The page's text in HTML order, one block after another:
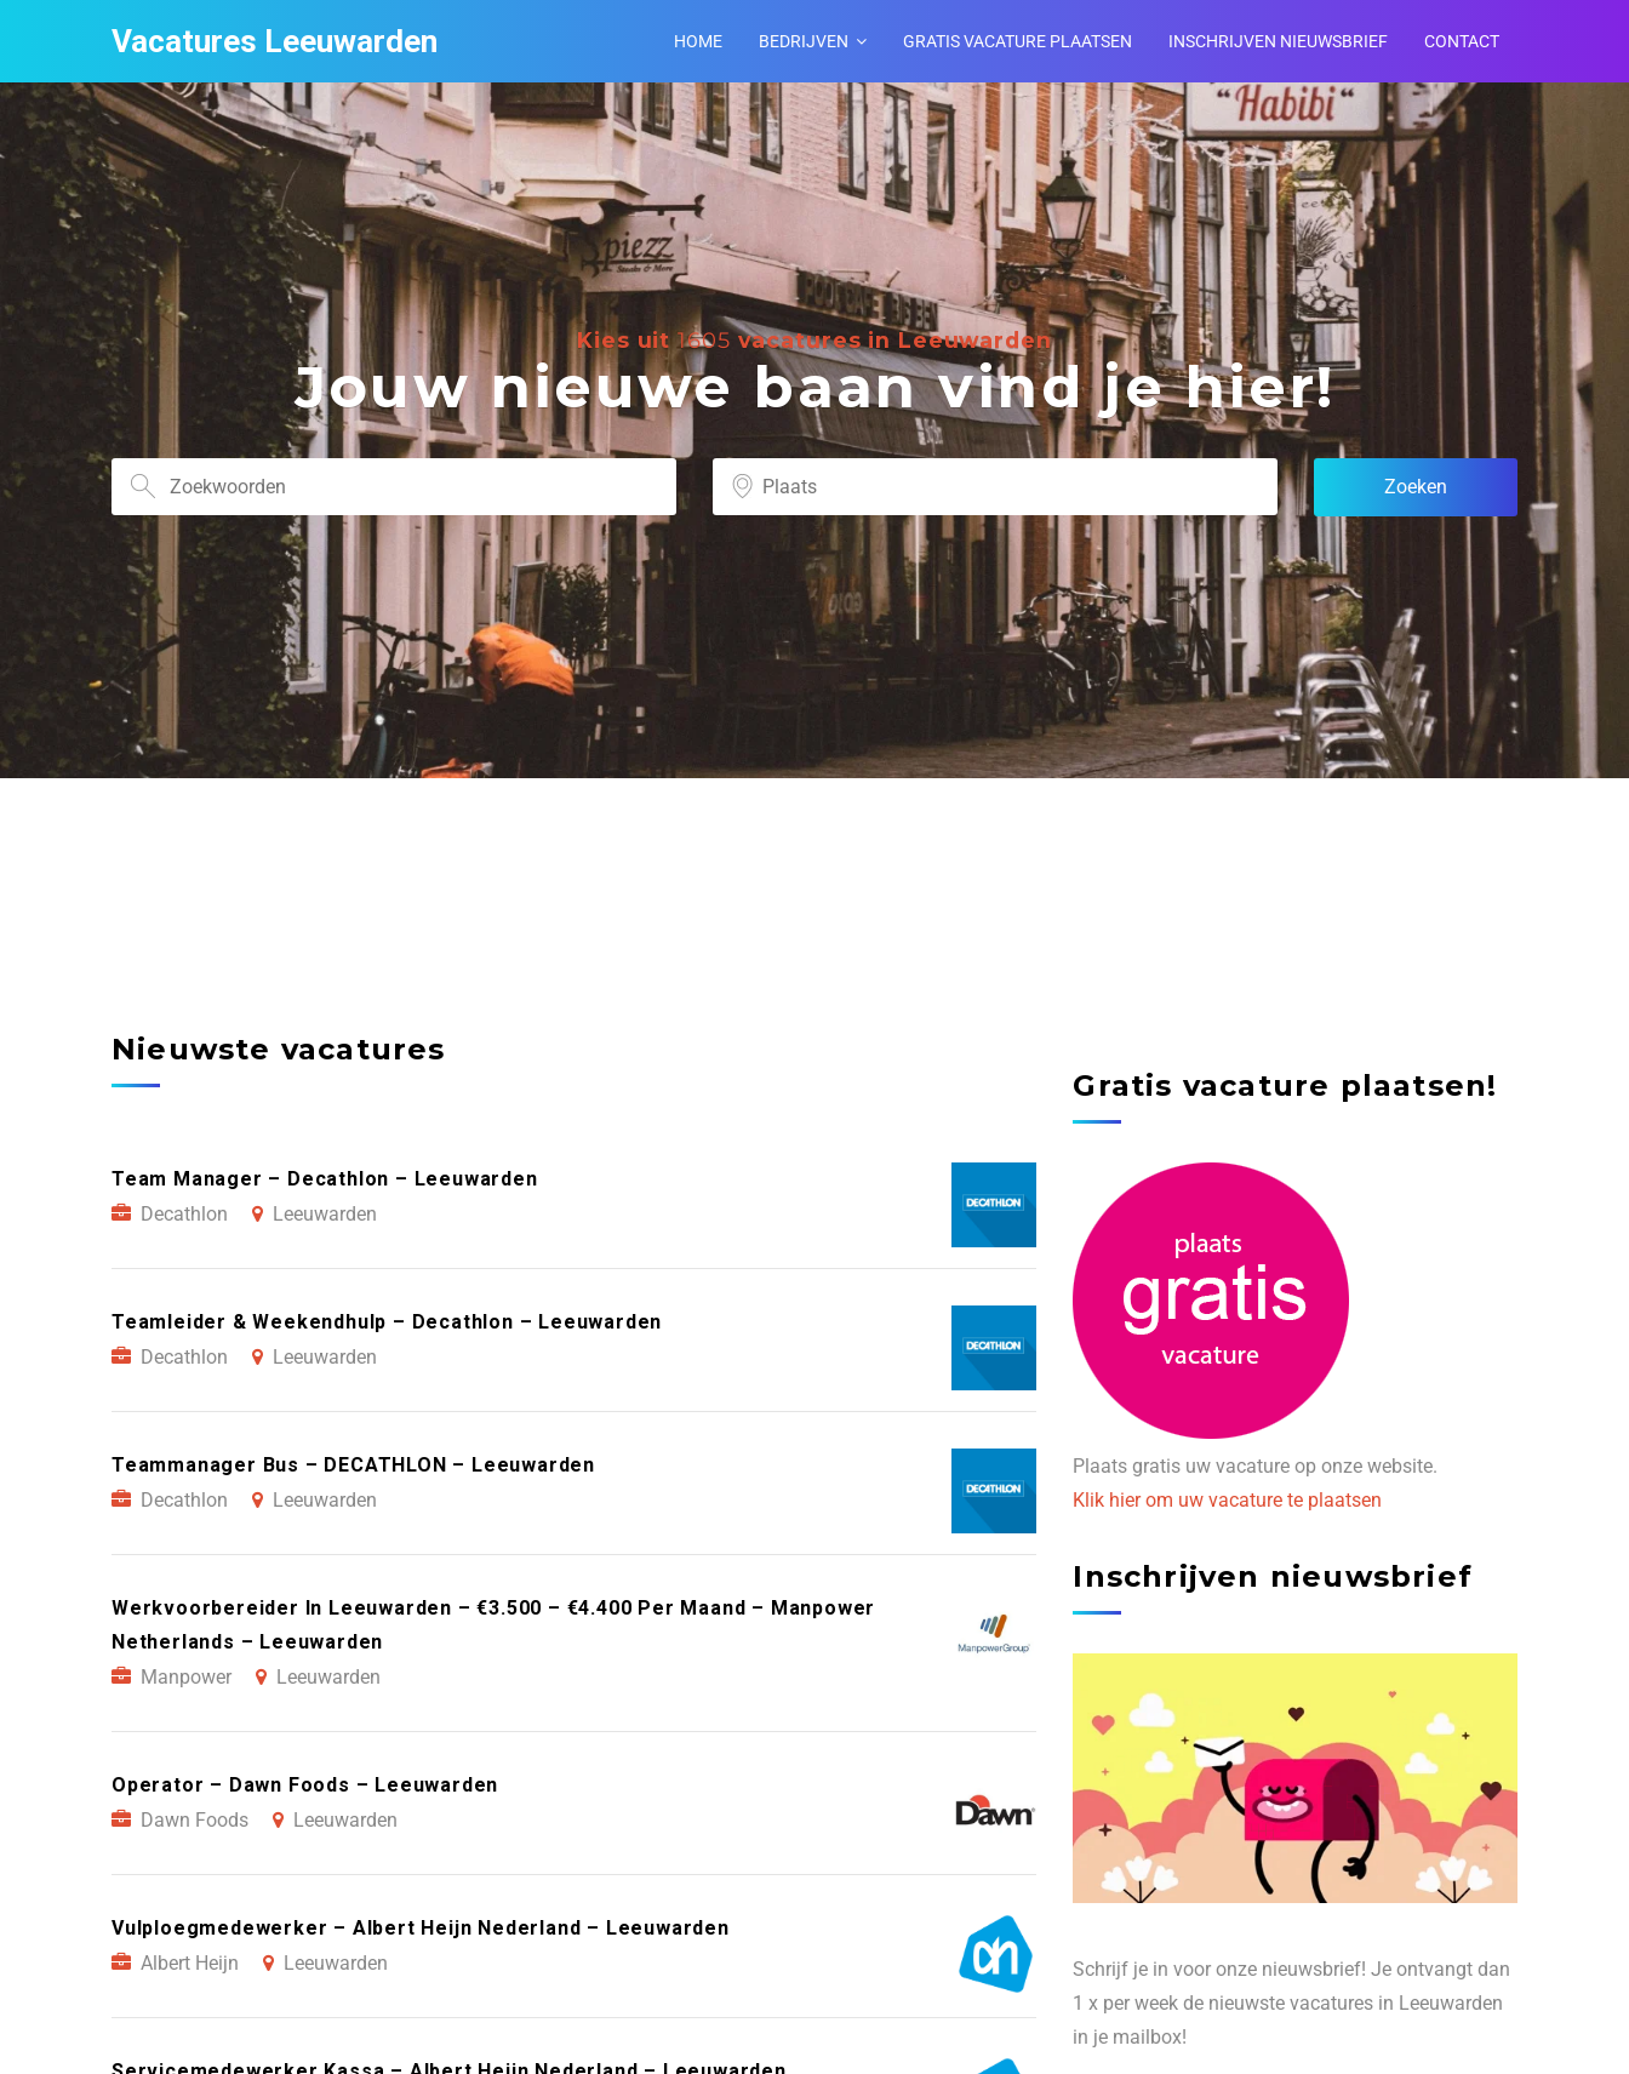
Vacatures Leeuwarden HOME BEDRIJVEN GRATIS VACATURE PLAATSEN INSCHRIJVEN NIEUWSBRIEF CONTACT
Kies uit1605 vacatures in Leeuwarden
Jouw nieuwe baan vind je hier!
Nieuwste vacatures
Team Manager – Decathlon – Leeuwarden
Decathlon
Leeuwarden
Teamleider & Weekendhulp – Decathlon – Leeuwarden
Decathlon
Leeuwarden
Teammanager Bus – DECATHLON – Leeuwarden
Decathlon
Leeuwarden
Werkvoorbereider In Leeuwarden – €3.500 – €4.400 Per Maand – Manpower
Netherlands – Leeuwarden
Manpower
Leeuwarden
Operator – Dawn Foods – Leeuwarden
Dawn Foods
Leeuwarden
Vulploegmedewerker – Albert Heijn Nederland – Leeuwarden
Albert Heijn
Leeuwarden
Gratis vacature plaatsen!
Plaats gratis uw vacature op onze website.
Klik hier om uw vacature te plaatsen
Inschrijven nieuwsbrief
Schrijf je in voor onze nieuwsbrief! Je ontvangt dan
1 x per week de nieuwste vacatures in Leeuwarden
in je mailbox!